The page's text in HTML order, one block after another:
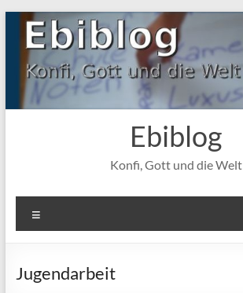
Zum
Inhalt
springen
Ebiblog
Konfi, Gott und die Welt
Jugendarbeit